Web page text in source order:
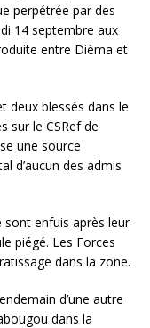
perpétrée par des
14 septembre aux
entre Dièma et
deux blessés dans le
sur le CSRef de
une source
d’aucun des admis
sont enfuis après leur
piégé. Les Forces
dans la zone.
d’une autre
dans la